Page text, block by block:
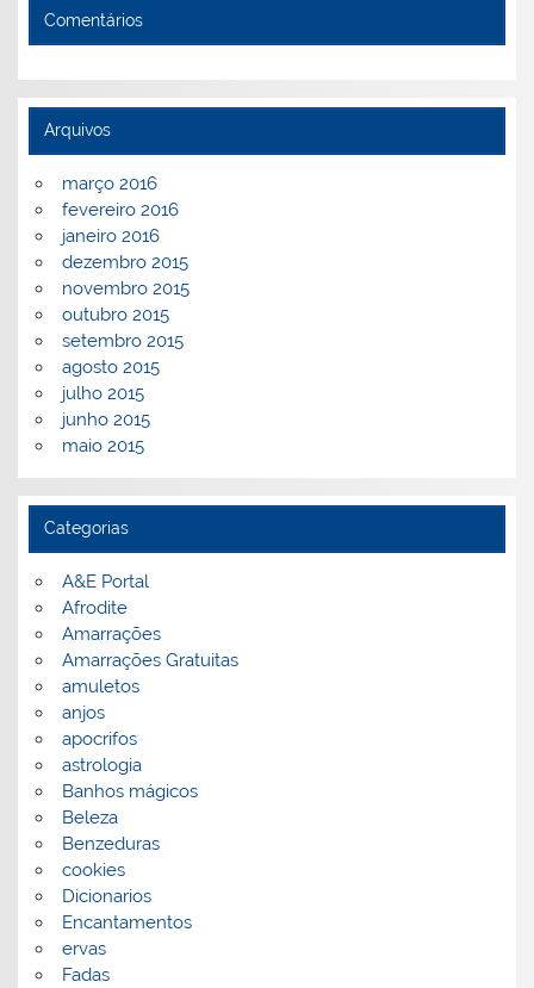
Comentários
Arquivos
março 2016
fevereiro 2016
janeiro 2016
dezembro 2015
novembro 2015
outubro 2015
setembro 2015
agosto 2015
julho 2015
junho 2015
maio 2015
Categorias
A&E Portal
Afrodite
Amarrações
Amarrações Gratuitas
amuletos
anjos
apocrifos
astrologia
Banhos mágicos
Beleza
Benzeduras
cookies
Dicionarios
Encantamentos
ervas
Fadas